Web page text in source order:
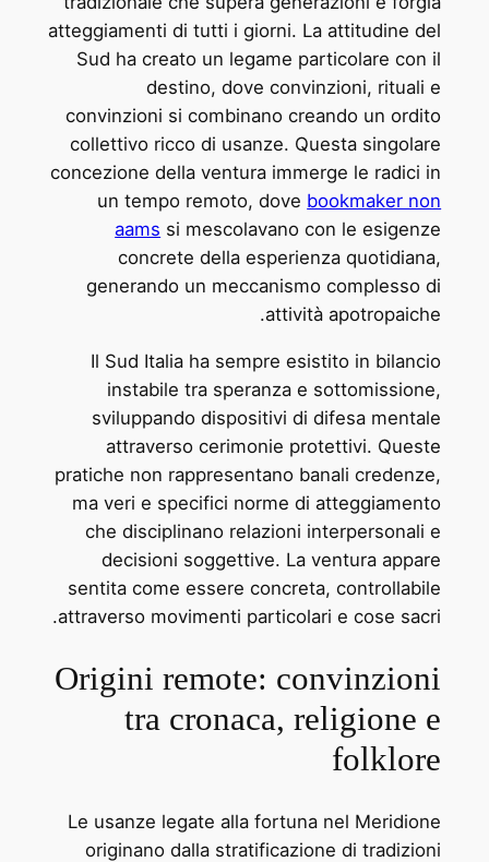
atteggiamenti di tutti i giorni. La attitudine del
Sud ha creato un legame particolare con il
destino, dove convinzioni, rituali e
convinzioni si combinano creando un ordito
collettivo ricco di usanze. Questa singolare
concezione della ventura immerge le radici in
un tempo remoto, dove bookmaker non
aams si mescolavano con le esigenze
concrete della esperienza quotidiana,
generando un meccanismo complesso di
attività apotropaiche.
Il Sud Italia ha sempre esistito in bilancio
instabile tra speranza e sottomissione,
sviluppando dispositivi di difesa mentale
attraverso cerimonie protettivi. Queste
pratiche non rappresentano banali credenze,
ma veri e specifici norme di atteggiamento
che disciplinano relazioni interpersonali e
decisioni soggettive. La ventura appare
sentita come essere concreta, controllabile
attraverso movimenti particolari e cose sacri.
Origini remote: convinzioni
tra cronaca, religione e
folklore
Le usanze legate alla fortuna nel Meridione
originano dalla stratificazione di tradizioni